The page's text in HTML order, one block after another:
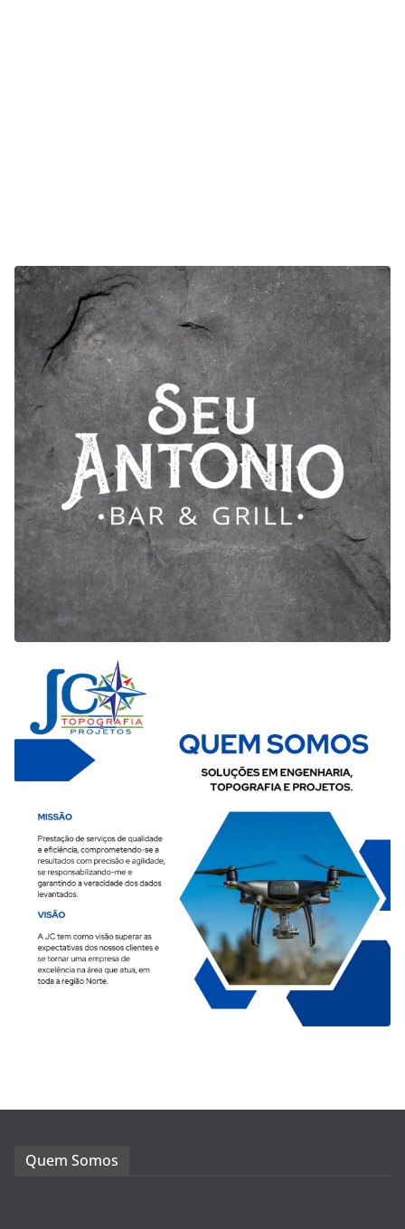
Quem Somos